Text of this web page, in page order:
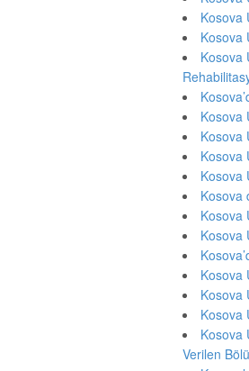
Kosova
Kosova
Kosova
Kosova
Kosova
Kosova
Kosova
Kosova
Kosova
Kosova
Kosova
Kosova
Kosova
Kosova
Verilen